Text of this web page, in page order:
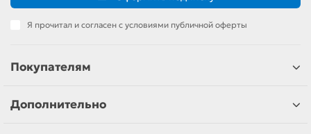
Я прочитал и согласен с условиями публичной оферты
Покупателям
Дополнительно